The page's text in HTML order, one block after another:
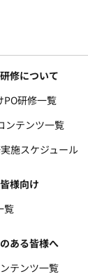
修について
PO研修一覧
ンテンツ一覧
施スケジュール
様向け
覧
ある皆様へ
テンツ一覧